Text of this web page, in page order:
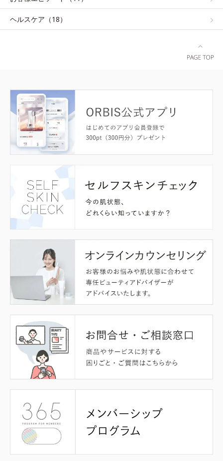
ヘルスケア（18）